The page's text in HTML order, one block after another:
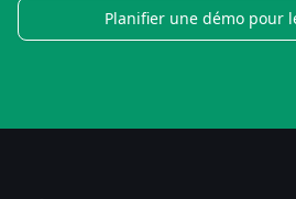
Planifier une démo pour